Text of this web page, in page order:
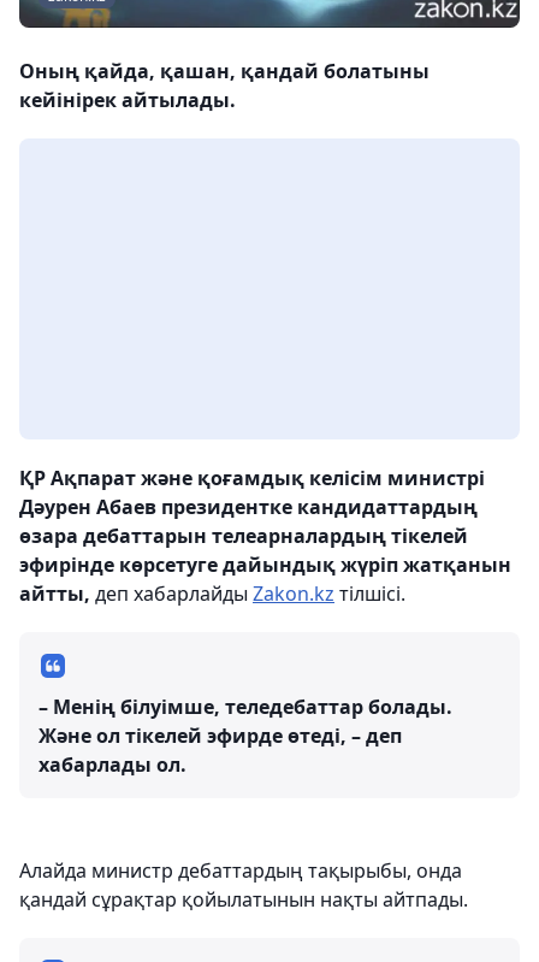
Оның қайда, қашан, қандай болатыны
кейінірек айтылады.
ҚР Ақпарат және қоғамдық келісім министрі
Дәурен Абаев президентке кандидаттардың
өзара дебаттарын телеарналардың тікелей
эфирінде көрсетуге дайындық жүріп жатқанын
айтты, деп хабарлайды Zakon.kz тілшісі.
– Менің білуімше, теледебаттар болады.
Және ол тікелей эфирде өтеді, – деп
хабарлады ол.
Алайда министр дебаттардың тақырыбы, онда
қандай сұрақтар қойылатынын нақты айтпады.